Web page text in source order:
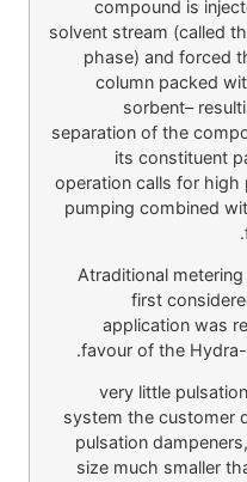
compound is
solvent stream (called
phase) and forced
column packed
sorbent–
separation of the
its constituent
operation calls for high
pumping combined
Atraditional
first
application was
favour of the Hydra-
very little
system the customer
pulsation
size much smaller